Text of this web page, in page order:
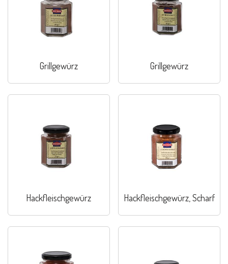
Grillgewürz Grillgewürz
Hackfleischgewürz Hackfleischgewürz, Scharf